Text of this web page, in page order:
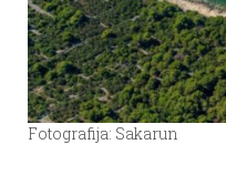
Fotografija: Sakarun